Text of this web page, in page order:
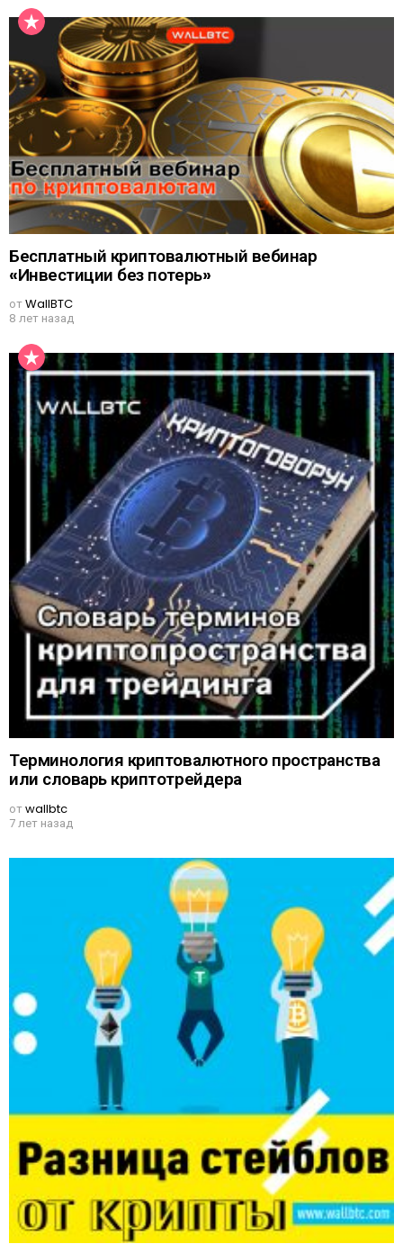
Бесплатный криптовалютный вебинар
«Инвестиции без потерь»
отWallBTC
8 лет назад
Терминология криптовалютного пространства
или словарь криптотрейдера
отwallbtc
7 лет назад